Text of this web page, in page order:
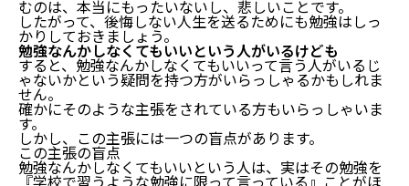
むのは、本当にもったいないし、悲しいことです。
したがって、後悔しない人生を送るためにも勉強はしっ
かりしておきましょう。
勉強なんかしなくてもいいという人がいるけども
すると、勉強なんかしなくてもいいって言う人がいるじ
ゃないかという疑問を持つ方がいらっしゃるかもしれま
せん。
確かにそのような主張をされている方もいらっしゃいま
す。
しかし、この主張には一つの盲点があります。
この主張の盲点
勉強なんかしなくてもいいという人は、実はその勉強を
『学校で習うような勉強に限って言っている』ことがほ